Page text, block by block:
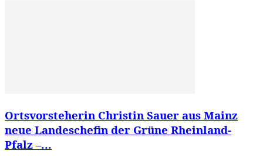
Ortsvorsteherin Christin Sauer aus Mainz
neue Landeschefin der Grüne Rheinland-
Pfalz –...